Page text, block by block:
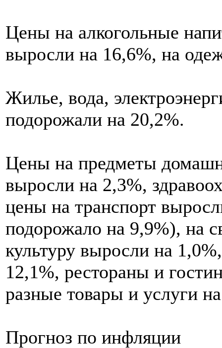
Цены на алкогольные
выросли на 16,6%, на
Жилье, вода,
подорожали на 20,2%.
Цены на предметы
выросли на 2,3%,
цены на транспорт
подорожало на 9,9%), на
культуру выросли на
12,1%, рестораны и
разные товары и услуги
Прогноз по инфляции